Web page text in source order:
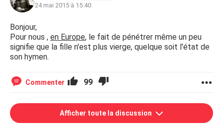
24 mai 2015 à 15:40
Bonjour,
Pour nous , en Europe, le fait de pénétrer même un peu
signifie que la fille n'est plus vierge, quelque soit l'état de
son hymen.
Commenter 99
Afficher toute la discussion